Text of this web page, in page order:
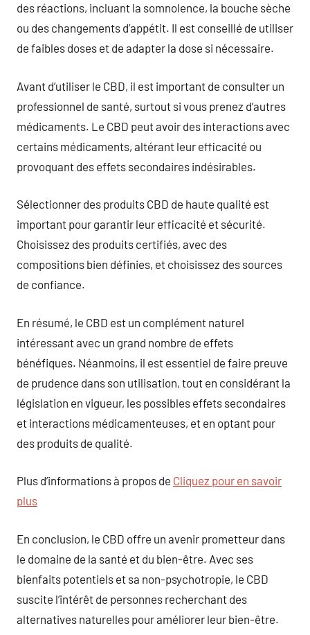
des réactions, incluant la somnolence, la bouche sèche
ou des changements d’appétit. Il est conseillé de utiliser
de faibles doses et de adapter la dose si nécessaire.
Avant d’utiliser le CBD, il est important de consulter un
professionnel de santé, surtout si vous prenez d’autres
médicaments. Le CBD peut avoir des interactions avec
certains médicaments, altérant leur efficacité ou
provoquant des effets secondaires indésirables.
Sélectionner des produits CBD de haute qualité est
important pour garantir leur efficacité et sécurité.
Choisissez des produits certifiés, avec des
compositions bien définies, et choisissez des sources
de confiance.
En résumé, le CBD est un complément naturel
intéressant avec un grand nombre de effets
bénéfiques. Néanmoins, il est essentiel de faire preuve
de prudence dans son utilisation, tout en considérant la
législation en vigueur, les possibles effets secondaires
et interactions médicamenteuses, et en optant pour
des produits de qualité.
Plus d’informations à propos de Cliquez pour en savoir
plus
En conclusion, le CBD offre un avenir prometteur dans
le domaine de la santé et du bien-être. Avec ses
bienfaits potentiels et sa non-psychotropie, le CBD
suscite l’intérêt de personnes recherchant des
alternatives naturelles pour améliorer leur bien-être.